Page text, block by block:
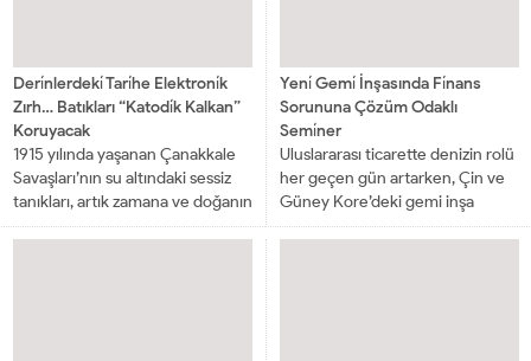
Deri̇nlerdeki̇ Tari̇he Elektroni̇k
Zırh… Batıkları “Katodi̇k Kalkan”
Koruyacak
1915 yılında yaşanan Çanakkale
Savaşları’nın su altındaki sessiz
tanıkları, artık zamana ve doğanın
yıkıcı etkilerine karşı daha güçlü.
Yeni̇ Gemi̇ İnşasında Fi̇nans
Sorununa Çözüm Odaklı
Semi̇ner
Uluslararası ticarette denizin rolü
her geçen gün artarken, Çin ve
Güney Kore’deki gemi inşa
sektörüyle küresel yeni